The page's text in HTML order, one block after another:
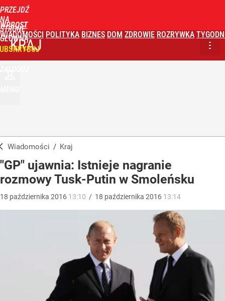
PRZEJDŹ
NA
STRONĘ
GŁÓWNĄ
WPROST
WIADOMOŚCI POLITYKA BIZNES DOM ZDROWIE ROZRYWKA
KRAJ
Wiadomości / Kraj
"GP" ujawnia: Istnieje nagranie
rozmowy Tusk-Putin w Smoleńsku
18 października 2016 13:10 / 18 października 2016 13:14